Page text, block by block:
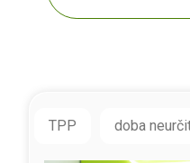
TPP doba